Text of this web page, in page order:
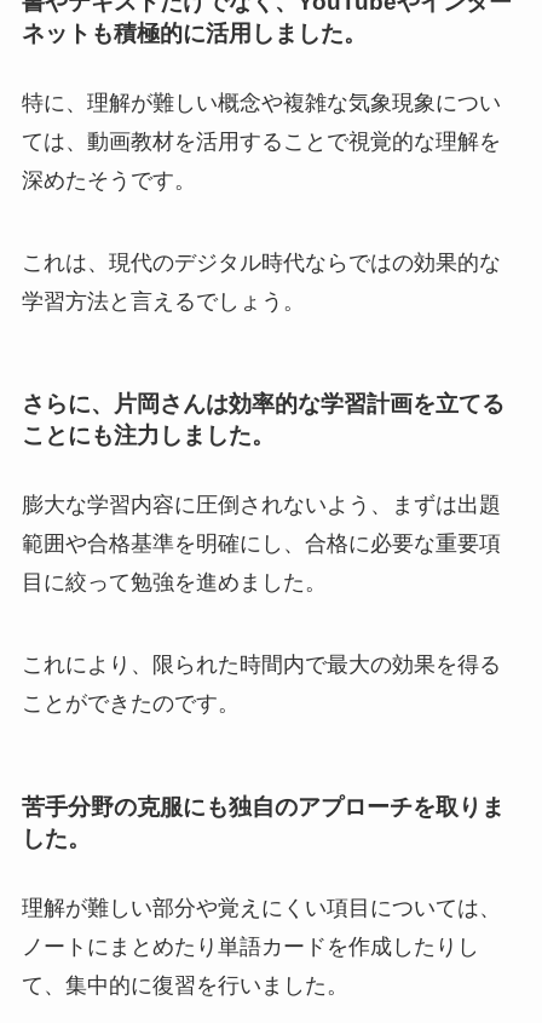
ネットも積極的に活用しました。
特に、理解が難しい概念や複雑な気象現象につい
ては、動画教材を活用することで視覚的な理解を
深めたそうです。
これは、現代のデジタル時代ならではの効果的な
学習方法と言えるでしょう。
さらに、片岡さんは効率的な学習計画を立てる
ことにも注力しました。
膨大な学習内容に圧倒されないよう、まずは出題
範囲や合格基準を明確にし、合格に必要な重要項
目に絞って勉強を進めました。
これにより、限られた時間内で最大の効果を得る
ことができたのです。
苦手分野の克服にも独自のアプローチを取りま
した。
理解が難しい部分や覚えにくい項目については、
ノートにまとめたり単語カードを作成したりし
て、集中的に復習を行いました。